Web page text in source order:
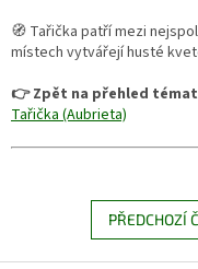
🧭 Tařička patří mezi
místech vytvářejí husté
👉 Zpět na přehled
Tařička (Aubrieta)
PŘEDCHOZÍ